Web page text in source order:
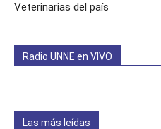
Veterinarias del país
Radio UNNE en VIVO
Las más leídas